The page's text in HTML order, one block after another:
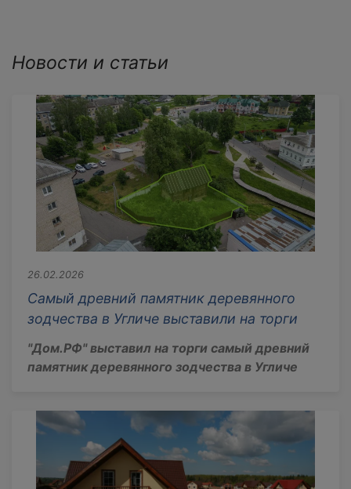
Новости и статьи
26.02.2026
Самый древний памятник деревянного
зодчества в Угличе выставили на торги
"Дом.РФ" выставил на торги самый древний
памятник деревянного зодчества в Угличе